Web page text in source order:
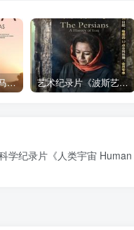
社会生活纪录片《马加拉 Makala》下载 艺术纪录片《波斯艺术 Art of Persia》下载
学纪录片《人类宇宙